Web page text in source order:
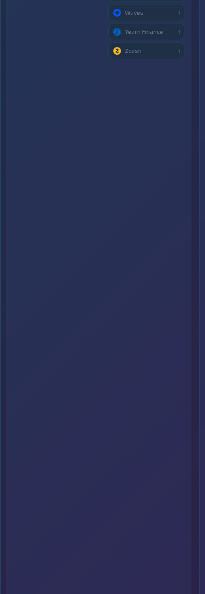
Waves 1
Yearn Finance 1
Zcash 1